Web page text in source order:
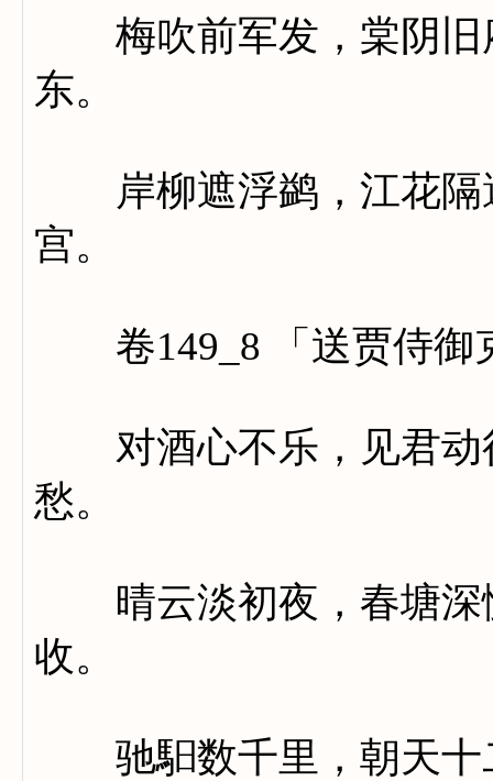
梅吹前军发，棠阴旧
东。
岸柳遮浮鹢，江花隔
宫。
卷149_8 「送贾侍御
对酒心不乐，见君动
愁。
晴云淡初夜，春塘深
收。
驰馹数千里，朝天十